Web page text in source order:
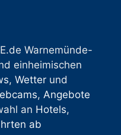
Warnemünde-
einheimischen
, Wetter und
, Angebote
an Hotels,
ab